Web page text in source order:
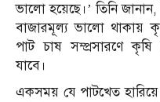
ভালো হয়েছে।’ তিনি
বাজারমূল্য ভালো থাকায়
পাট চাষ সম্প্রসারণে
যাবে।
একসময় যে পাটখেত